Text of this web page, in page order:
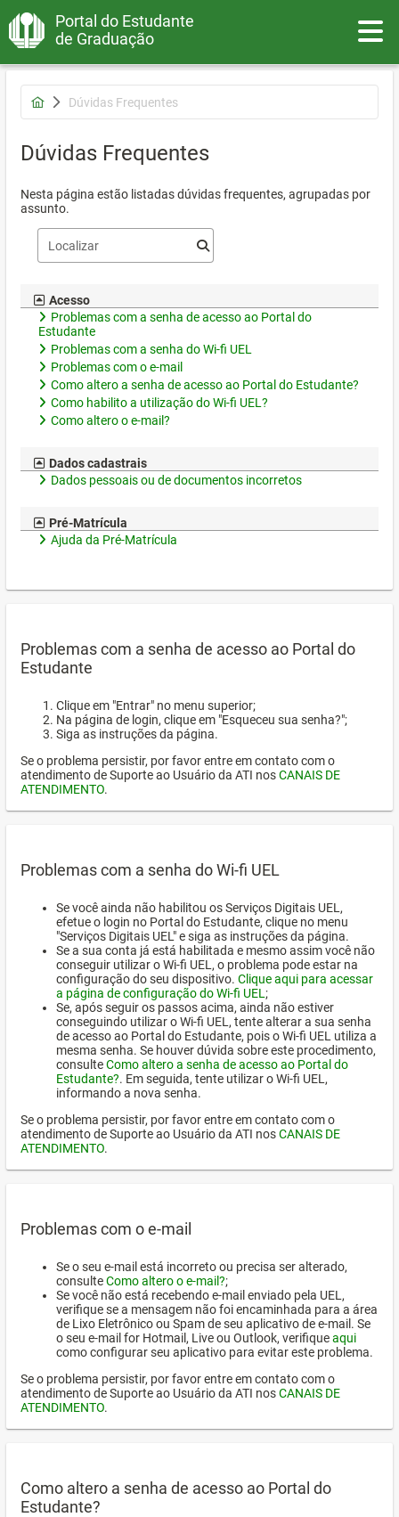
Portal do Estudante
de Graduação
Dúvidas Frequentes
Dúvidas Frequentes
Nesta página estão listadas dúvidas frequentes, agrupadas por
assunto.
Acesso
Problemas com a senha de acesso ao Portal do
Estudante
Problemas com a senha do Wi-fi UEL
Problemas com o e-mail
Como altero a senha de acesso ao Portal do Estudante?
Como habilito a utilização do Wi-fi UEL?
Como altero o e-mail?
Dados cadastrais
Dados pessoais ou de documentos incorretos
Pré-Matrícula
Ajuda da Pré-Matrícula
Problemas com a senha de acesso ao Portal do
Estudante
Clique em "Entrar" no menu superior;
Na página de login, clique em "Esqueceu sua senha?";
Siga as instruções da página.
Se o problema persistir, por favor entre em contato com o
atendimento de Suporte ao Usuário da ATI nosCANAIS DE
ATENDIMENTO.
Problemas com a senha do Wi-fi UEL
Se você ainda não habilitou os Serviços Digitais UEL,
efetue o login no Portal do Estudante, clique no menu
"Serviços Digitais UEL" e siga as instruções da página.
Se a sua conta já está habilitada e mesmo assim você não
conseguir utilizar o Wi-fi UEL, o problema pode estar na
configuração do seu dispositivo. Clique aqui para acessar
a página de configuração do Wi-fi UEL ;
Se, após seguir os passos acima, ainda não estiver
conseguindo utilizar o Wi-fi UEL, tente alterar a sua senha
de acesso ao Portal do Estudante, pois o Wi-fi UEL utiliza a
mesma senha. Se houver dúvida sobre este procedimento,
consulteComo altero a senha de acesso ao Portal do
Estudante?. Em seguida, tente utilizar o Wi-fi UEL,
informando a nova senha.
Se o problema persistir, por favor entre em contato com o
atendimento de Suporte ao Usuário da ATI nosCANAIS DE
ATENDIMENTO.
Problemas com o e-mail
Se o seu e-mail está incorreto ou precisa ser alterado,
consulteComo altero o e-mail?;
Se você não está recebendo e-mail enviado pela UEL,
verifique se a mensagem não foi encaminhada para a área
de Lixo Eletrônico ou Spam de seu aplicativo de e-mail. Se
o seu e-mail for Hotmail, Live ou Outlook, verifiqueaqui
como configurar seu aplicativo para evitar este problema.
Se o problema persistir, por favor entre em contato com o
atendimento de Suporte ao Usuário da ATI nosCANAIS DE
ATENDIMENTO.
Como altero a senha de acesso ao Portal do
Estudante?